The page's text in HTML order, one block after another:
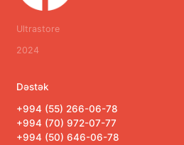
Ultrastore
2024
Dəstək
+994 (55) 266-06-78
+994 (70) 972-07-77
+994 (50) 646-06-78